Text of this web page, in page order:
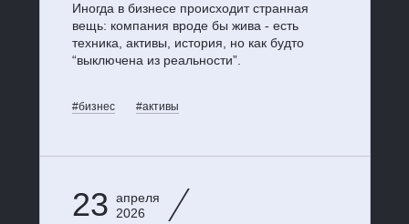
Иногда в бизнесе происходит странная
вещь: компания вроде бы жива - есть
техника, активы, история, но как будто
“выключена из реальности”.
#бизнес #активы
23 апреля
2026